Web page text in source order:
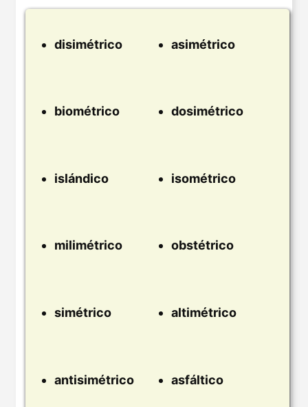
disimétrico asimétrico
biométrico dosimétrico
islándico isométrico
milimétrico obstétrico
simétrico altimétrico
antisimétrico asfáltico